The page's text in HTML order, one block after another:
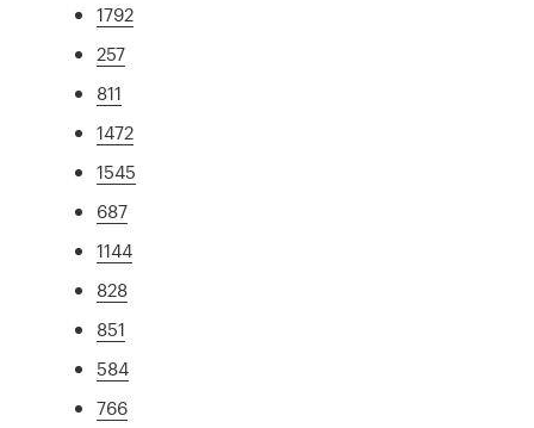
1792
257
811
1472
1545
687
1144
828
851
584
766